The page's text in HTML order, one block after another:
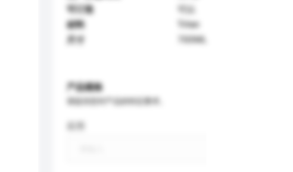
可订造
可以
材料
Tritan
700ML
产品规格